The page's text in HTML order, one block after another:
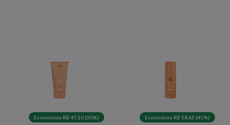
Economize R$ 47,10 (30%) Economize R$ 58,65 (41%)